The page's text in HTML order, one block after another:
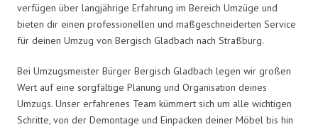
verfügen über langjährige Erfahrung im Bereich Umzüge und
bieten dir einen professionellen und maßgeschneiderten Service
für deinen Umzug von Bergisch Gladbach nach Straßburg.
Bei Umzugsmeister Bürger Bergisch Gladbach legen wir großen
Wert auf eine sorgfältige Planung und Organisation deines
Umzugs. Unser erfahrenes Team kümmert sich um alle wichtigen
Schritte, von der Demontage und Einpacken deiner Möbel bis hin